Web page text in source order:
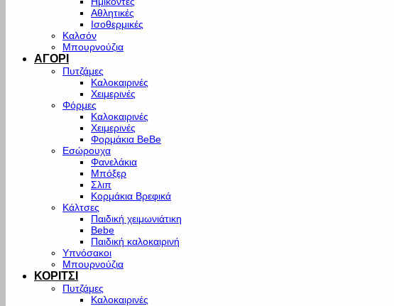
Αθλητικές
Ισοθερμικές
Καλσόν
Μπουρνούζια
ΑΓΟΡΙ
Πυτζάμες
Καλοκαιρινές
Χειμερινές
Φόρμες
Καλοκαιρινές
Χειμερινές
Φορμάκια BeBe
Εσώρουχα
Φανελάκια
Μπόξερ
Σλιπ
Κορμάκια Βρεφικά
Κάλτσες
Παιδική χειμωνιάτικη
Bebe
Παιδική καλοκαιρινή
Υπνόσακοι
Μπουρνούζια
ΚΟΡΙΤΣΙ
Πυτζάμες
Καλοκαιρινές